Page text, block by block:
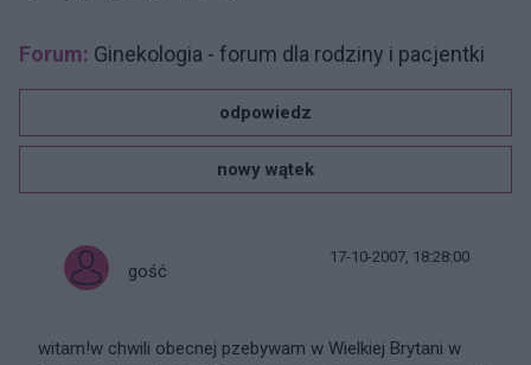
Forum: Ginekologia - forum dla rodziny i pacjentki
odpowiedz
nowy wątek
gość
17-10-2007, 18:28:00
witam!w chwili obecnej pzebywam w Wielkiej Brytani w